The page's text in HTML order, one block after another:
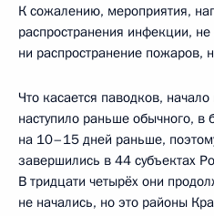
К сожалению, мероприятия,
распространения инфекции,
ни распространение пожаров,
Что касается паводков,
наступило раньше обычного, в
на 10–15 дней раньше,
завершились в 44 субъектах
В тридцати четырёх они
не начались, но это районы